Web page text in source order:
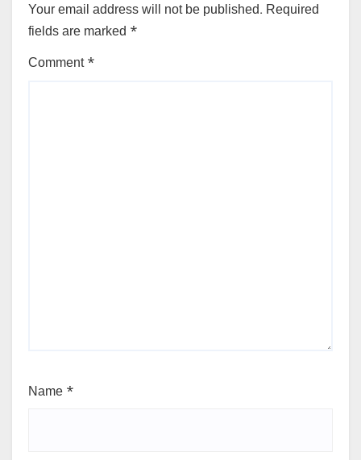
Your email address will not be published. Required
fields are marked *
Comment*
Name *